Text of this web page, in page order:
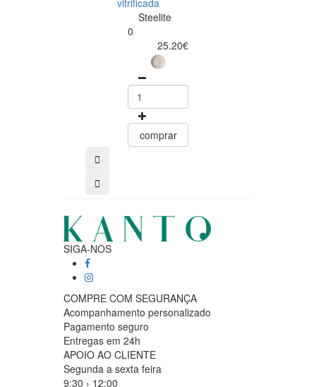
vitrificada
Steelite
0
25.20€
comprar
SIGA-NOS
COMPRE COM SEGURANÇA
Acompanhamento personalizado
Pagamento seguro
Entregas em 24h
APOIO AO CLIENTE
Segunda a sexta feira
9:30 › 12:00